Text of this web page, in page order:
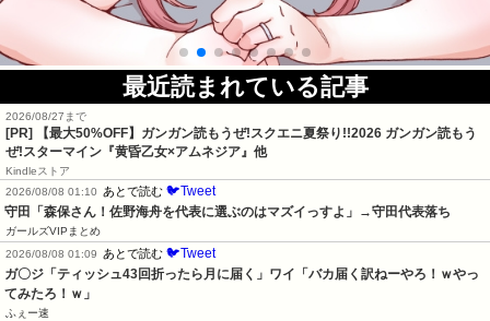
最近読まれている記事
2026/08/27まで
[PR]
【最大50%OFF】ガンガン読もうぜ!スクエニ夏祭り!!2026 ガンガン読もう
ぜ!スターマイン『黄昏乙女×アムネジア』他
Kindleストア
2026/08/08 01:10
あとで読む 🐦Tweet
守田「森保さん！佐野海舟を代表に選ぶのはマズイっすよ」→守田代表落ち
ガールズVIPまとめ
2026/08/08 01:09
あとで読む 🐦Tweet
ガ〇ジ「ティッシュ43回折ったら月に届く」ワイ「バカ届く訳ねーやろ！ｗやっ
てみたろ！ｗ」
ふぇー速